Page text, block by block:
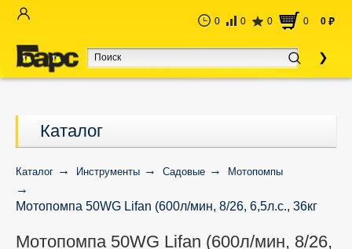
0 0 0 0 0 руб
Каталог
Каталог Инструменты Садовые Мотопомпы
Мотопомпа 50WG Lifan (600л/мин, 8/26, 6,5л.с., 36кг
Мотопомпа 50WG Lifan (600л/мин, 8/26,